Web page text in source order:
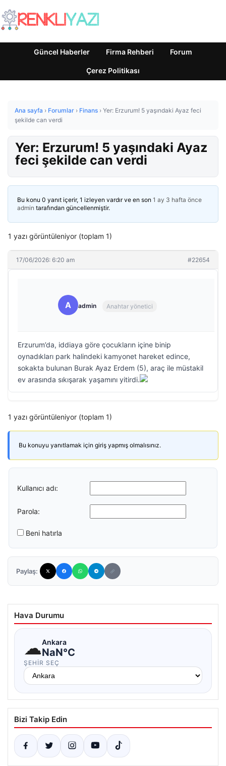
Güncel Haberler Firma Rehberi Forum
Çerez Politikası
Ana sayfa › Forumlar › Finans › Yer: Erzurum! 5 yaşındaki Ayaz feci
şekilde can verdi
Yer: Erzurum! 5 yaşındaki Ayaz
feci şekilde can verdi
Bu konu 0 yanıt içerir, 1 izleyen vardır ve en son 1 ay 3 hafta önce
admin tarafından güncellenmiştir.
1 yazı görüntüleniyor (toplam 1)
17/06/2026: 6:20 am #22654
A admin Anahtar yönetici
Erzurum’da, iddiaya göre çocukların içine binip
oynadıkları park halindeki kamyonet hareket edince,
sokakta bulunan Burak Ayaz Erdem (5), araç ile müstakil
ev arasında sıkışarak yaşamını yitirdi.
1 yazı görüntüleniyor (toplam 1)
Bu konuyu yanıtlamak için giriş yapmış olmalısınız.
Kullanıcı adı:
Parola:
Beni hatırla
Paylaş:
Hava Durumu
☁Ankara
NaN°C
ŞEHIR SEÇ
Bizi Takip Edin